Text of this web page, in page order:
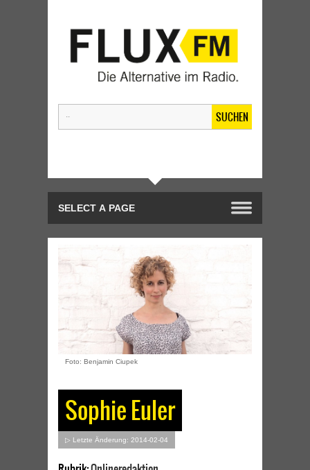
SUCHEN
Foto: Benjamin Ciupek
Sophie Euler
▷ Letzte Änderung: 2014-02-04